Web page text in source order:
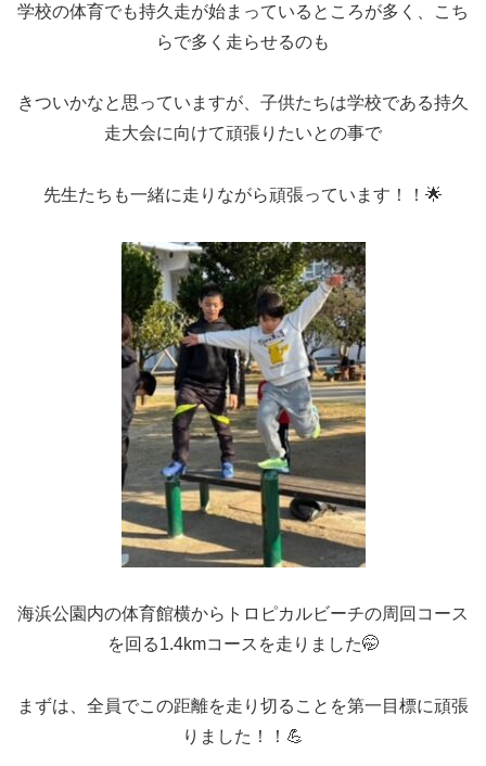
学校の体育でも持久走が始まっているところが多く、こち
らで多く走らせるのも
きついかなと思っていますが、子供たちは学校である持久
走大会に向けて頑張りたいとの事で
先生たちも一緒に走りながら頑張っています！！🌟
海浜公園内の体育館横からトロピカルビーチの周回コース
を回る1.4kmコースを走りました🤭
まずは、全員でこの距離を走り切ることを第一目標に頑張
りました！！💪